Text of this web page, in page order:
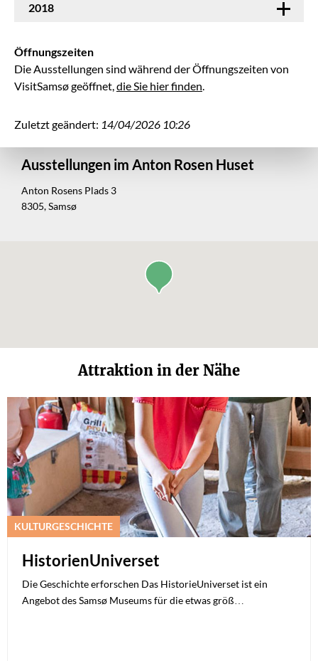
2018
Öffnungszeiten
Die Ausstellungen sind während der Öffnungszeiten von
VisitSamsø geöffnet,die Sie hier finden.
Zuletzt geändert: 14/04/2026 10:26
Ausstellungen im Anton Rosen Huset
Anton Rosens Plads 3
8305, Samsø
Attraktion in der Nähe
KULTURGESCHICHTE
HistorienUniverset
Die Geschichte erforschen Das HistorieUniverset ist ein
Angebot des Samsø Museums für die etwas größ…